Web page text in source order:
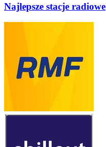
Najlepsze stacje radiowe